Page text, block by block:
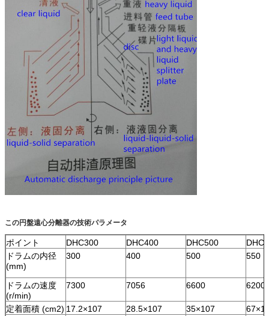
この円盤遠心分離器の技術パラメータ
ポイント DHC300 DHC400 DHC500
ドラムの内径
(mm)
300 400 500 550
ドラムの速度
(r/min)
7300 7056 6600 6200
定着面積 (cm2) 17.2×107 28.5×107 35×107